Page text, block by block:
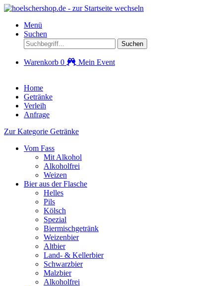
Menü
Suchen
Suchen
Warenkorb 0 Mein Event
Home
Getränke
Verleih
Anfrage
Zur Kategorie Getränke
Vom Fass
Mit Alkohol
Alkoholfrei
Weizen
Bier aus der Flasche
Helles
Pils
Kölsch
Spezial
Biermischgetränk
Weizenbier
Altbier
Land- & Kellerbier
Schwarzbier
Malzbier
Alkoholfrei